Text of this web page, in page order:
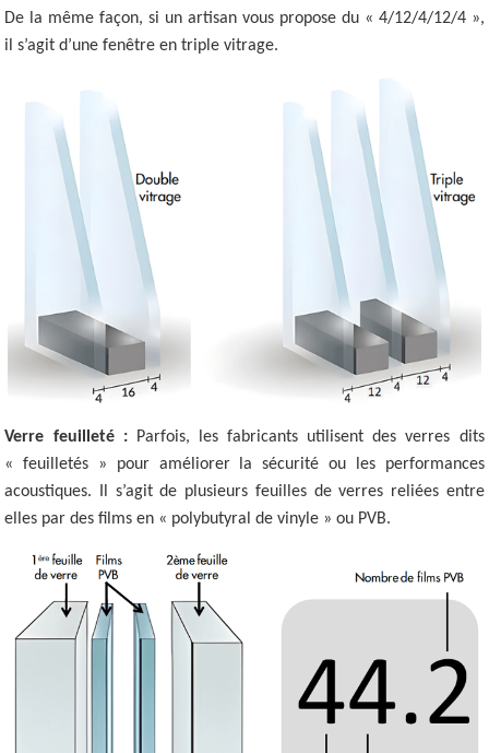
De la même façon, si un artisan vous propose du « 4/12/4/12/4 »,
il s’agit d’une fenêtre en triple vitrage.
Verre feuilleté :Parfois, les fabricants utilisent des verres dits
« feuilletés » pour améliorer la sécurité ou les performances
acoustiques. Il s’agit de plusieurs feuilles de verres reliées entre
elles par des films en « polybutyral de vinyle » ou PVB.